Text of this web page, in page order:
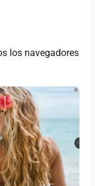
los navegadores